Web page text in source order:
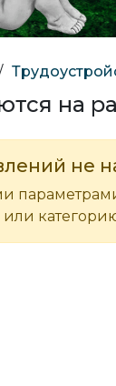
на
не
или